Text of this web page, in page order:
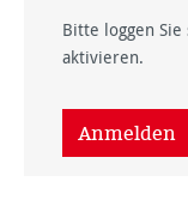
Bitte loggen
aktivieren.
Anmelden